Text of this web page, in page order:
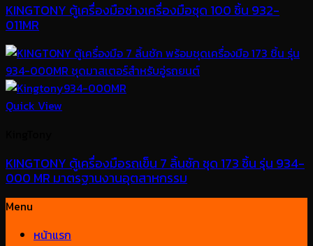
KINGTONY ตู้เครื่องมือช่างเครื่องมือชุด 100 ชิ้น 932-
011MR
Quick View
KINGTONY ตู้เครื่องมือรถเข็น 7 ลิ้นชัก ชุด 173 ชิ้น รุ่น 934-
000 MR มาตรฐานงานอุตสาหกรรม
Menu
หน้าแรก